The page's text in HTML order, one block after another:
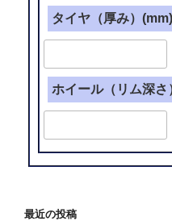
タイヤ（厚み）(mm)
ホイール（リム深さ
最近の投稿